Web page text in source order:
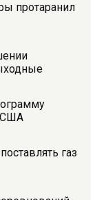
протаранил
США
газ